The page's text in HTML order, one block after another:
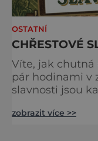
OSTATNÍ
CHŘESTOVÉ
Víte, jak chutná
pár hodinami v
slavnosti jsou
společně
zobrazit více >>